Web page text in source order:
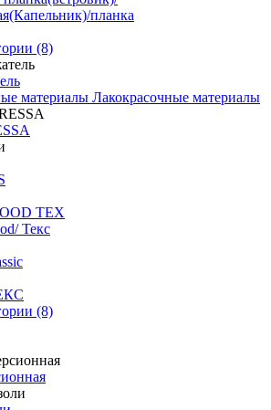
планка
(8)
Лакокрасочные материалы
TEX
Текс
(8)